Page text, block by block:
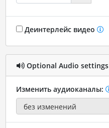
Деинтерлейс видео
Optional Audio settings
Изменить аудиоканалы: